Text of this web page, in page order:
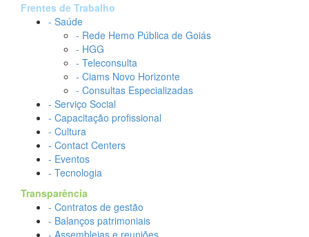
Frentes de Trabalho
- Saúde
- Rede Hemo Pública de Goiás
- HGG
- Teleconsulta
- Ciams Novo Horizonte
- Consultas Especializadas
- Serviço Social
- Capacitação profissional
- Cultura
- Contact Centers
- Eventos
- Tecnologia
Transparência
- Contratos de gestão
- Balanços patrimoniais